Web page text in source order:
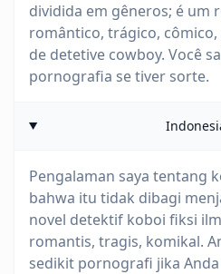
dividida em gêneros; é um
romântico, trágico,
de detetive cowboy. Você
pornografia se tiver sorte.
Pengalaman saya tentang
bahwa itu tidak dibagi
novel detektif koboi fiksi
romantis, tragis, komikal.
sedikit pornografi jika